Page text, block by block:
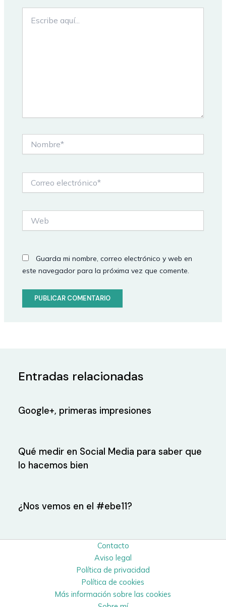
aquí...
electrónico*
Guarda mi nombre, correo electrónico y web en
este navegador para la próxima vez que comente.
Entradas relacionadas
Google+, primeras impresiones
Qué medir en Social Media para saber que
lo hacemos bien
¿Nos vemos en el #ebe11?
Contacto
Aviso legal
Política de privacidad
Política de cookies
Más información sobre las cookies